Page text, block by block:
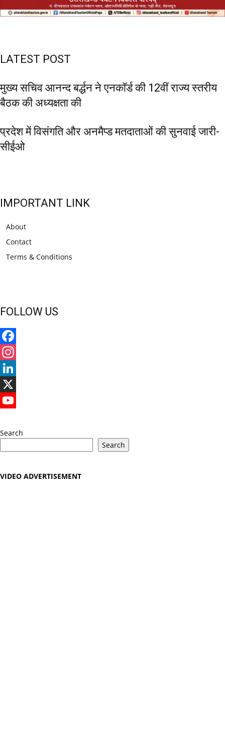
LATEST POST
मुख्य सचिव आनन्द बर्द्धन ने एनकॉर्ड की 12वीं राज्य स्तरीय
बैठक की अध्यक्षता की
प्रदेश में विसंगति और अनमैप्ड मतदाताओं की सुनवाई जारी-
सीईओ
IMPORTANT LINK
About
Contact
Terms & Conditions
FOLLOW US
Facebook
Instagram
LinkedIn
X
Search
Search
VIDEO ADVERTISEMENT